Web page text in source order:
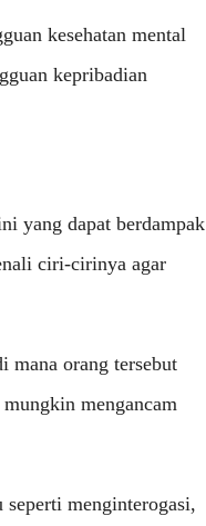
kesehatan mental
kepribadian
yang dapat berdampak
ciri-cirinya agar
mana orang tersebut
mengancam
menginterogasi,